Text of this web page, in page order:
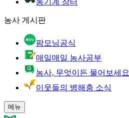
농기계 장터
농사 게시판
팜모닝공식
매일매일 농사공부
농사, 무엇이든 물어보세요
이웃들의 병해충 소식
메뉴